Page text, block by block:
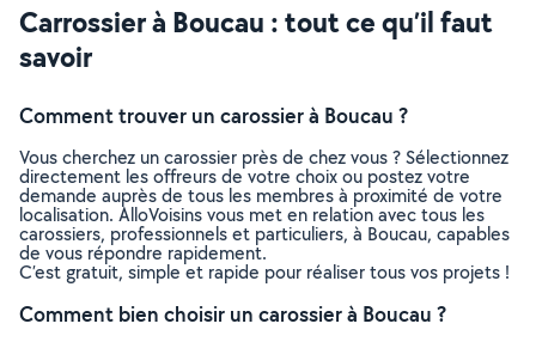
Carrossier à Boucau : tout ce qu’il faut
savoir
Comment trouver un carossier à Boucau ?
Vous cherchez un carossier près de chez vous ? Sélectionnez
directement les offreurs de votre choix ou postez votre
demande auprès de tous les membres à proximité de votre
localisation. AlloVoisins vous met en relation avec tous les
carossiers, professionnels et particuliers, à Boucau, capables
de vous répondre rapidement.
C’est gratuit, simple et rapide pour réaliser tous vos projets !
Comment bien choisir un carossier à Boucau ?